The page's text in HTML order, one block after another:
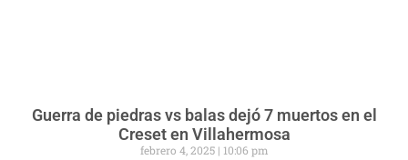
Guerra de piedras vs balas dejó 7 muertos en el
Creset en Villahermosa
febrero 4, 2025 10:06 pm